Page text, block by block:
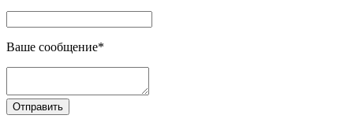
Ваше сообщение*
Отправить